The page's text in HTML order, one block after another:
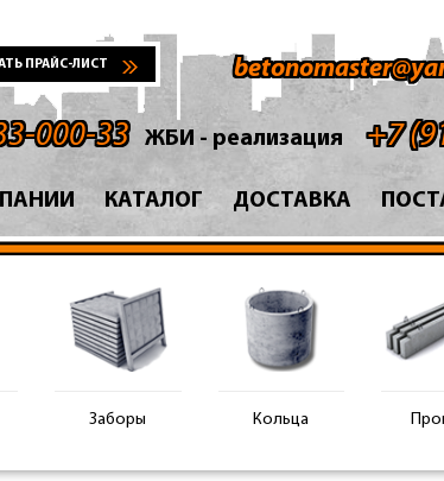
ПРАЙС-ЛИСТ
000-33 ЖБИ - реализация +7
КАТАЛОГ ДОСТАВКА
Заборы Кольца